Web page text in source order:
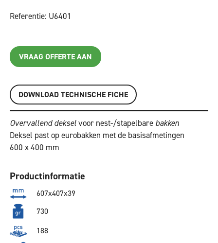
Referentie: U6401
VRAAG OFFERTE AAN
DOWNLOAD TECHNISCHE FICHE
Overvallend dekselvoor nest-/stapelbare bakken
Deksel past op eurobakken met de basisafmetingen
600 x 400 mm
Productinformatie
607x407x39
730
188